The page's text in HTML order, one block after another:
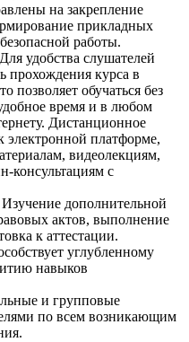
на закрепление
прикладных
работы.
Для удобства слушателей
прохождения курса в
позволяет обучаться без
время и в любом
Дистанционное
электронной платформе,
видеолекциям,
консультациям с
Изучение дополнительной
актов, выполнение
к аттестации.
углубленному
навыков
и групповые
по всем возникающим